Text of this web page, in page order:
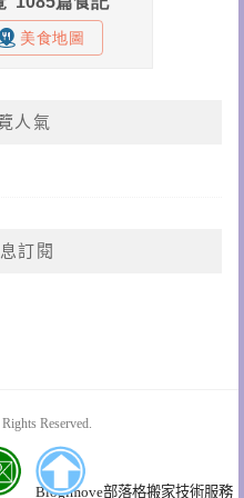
人氣
訂閱
Reserved.
Blogimove部落格搬家技術服務